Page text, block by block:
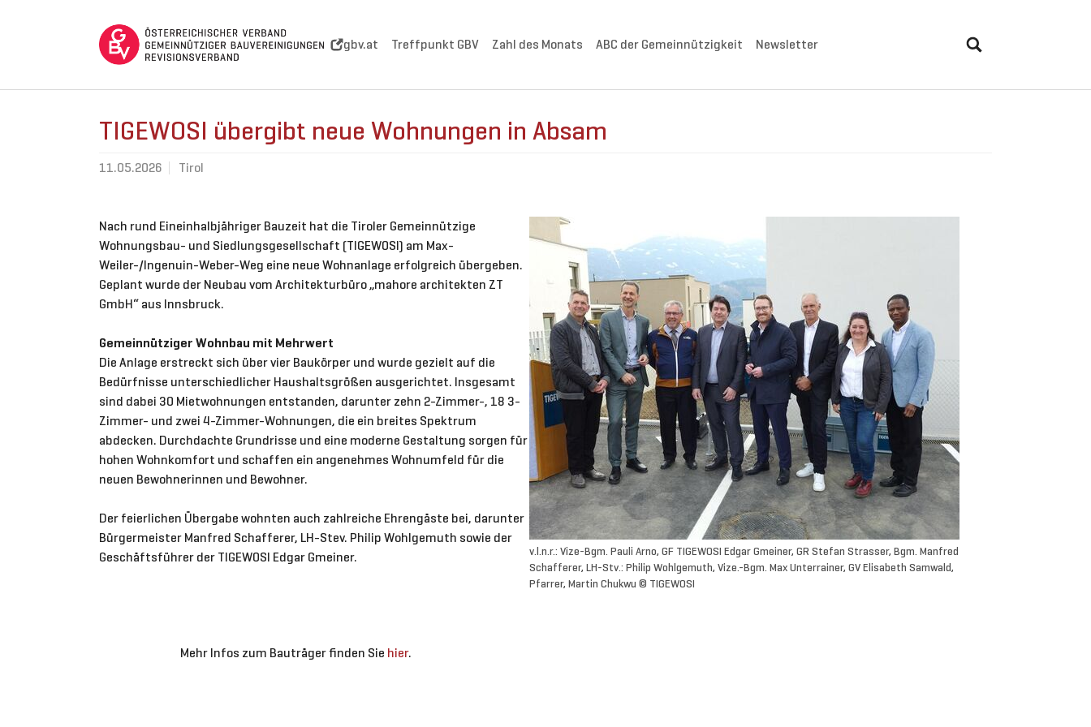
gbv.at Treffpunkt GBV Zahl des Monats ABC der Gemeinnützigkeit Newsletter
TIGEWOSI übergibt neue Wohnungen in Absam
11.05.2026 Tirol
v.l.n.r.: Vize-Bgm. Pauli Arno, GF TIGEWOSI Edgar Gmeiner, GR Stefan Strasser, Bgm. Manfred
Schafferer, LH-Stv.: Philip Wohlgemuth, Vize.-Bgm. Max Unterrainer, GV Elisabeth Samwald,
Pfarrer, Martin Chukwu © TIGEWOSI
Nach rund Eineinhalbjähriger Bauzeit hat die Tiroler Gemeinnützige
Wohnungsbau- und Siedlungsgesellschaft (TIGEWOSI) am Max-
Weiler-/Ingenuin-Weber-Weg eine neue Wohnanlage erfolgreich übergeben.
Geplant wurde der Neubau vom Architekturbüro „mahore architekten ZT
GmbH“ aus Innsbruck.
Gemeinnütziger Wohnbau mit Mehrwert
Die Anlage erstreckt sich über vier Baukörper und wurde gezielt auf die
Bedürfnisse unterschiedlicher Haushaltsgrößen ausgerichtet. Insgesamt
sind dabei 30 Mietwohnungen entstanden, darunter zehn 2-Zimmer-, 18 3-
Zimmer- und zwei 4-Zimmer-Wohnungen, die ein breites Spektrum
abdecken. Durchdachte Grundrisse und eine moderne Gestaltung sorgen für
hohen Wohnkomfort und schaffen ein angenehmes Wohnumfeld für die
neuen Bewohnerinnen und Bewohner.
Der feierlichen Übergabe wohnten auch zahlreiche Ehrengäste bei, darunter
Bürgermeister Manfred Schafferer, LH-Stev. Philip Wohlgemuth sowie der
Geschäftsführer der TIGEWOSI Edgar Gmeiner.
Mehr Infos zum Bauträger finden Sie hier.